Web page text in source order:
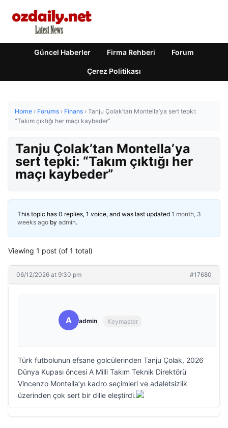
Güncel Haberler Firma Rehberi Forum
Çerez Politikası
Home › Forums › Finans › Tanju Çolak’tan Montella’ya sert tepki:
“Takım çıktığı her maçı kaybeder”
Tanju Çolak’tan Montella’ya
sert tepki: “Takım çıktığı her
maçı kaybeder”
This topic has 0 replies, 1 voice, and was last updated 1 month, 3
weeks ago by admin.
Viewing 1 post (of 1 total)
06/12/2026 at 9:30 pm #17680
A admin Keymaster
Türk futbolunun efsane golcülerinden Tanju Çolak, 2026
Dünya Kupası öncesi A Milli Takım Teknik Direktörü
Vincenzo Montella’yı kadro seçimleri ve adaletsizlik
üzerinden çok sert bir dille eleştirdi.